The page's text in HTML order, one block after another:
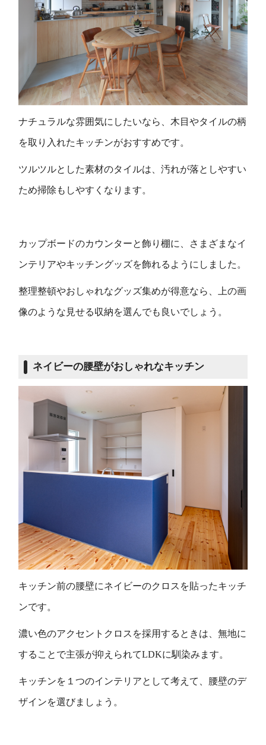
ナチュラルな雰囲気にしたいなら、木目やタイルの柄
を取り入れたキッチンがおすすめです。
ツルツルとした素材のタイルは、汚れが落としやすい
ため掃除もしやすくなります。
カップボードのカウンターと飾り棚に、さまざまなイ
ンテリアやキッチングッズを飾れるようにしました。
整理整頓やおしゃれなグッズ集めが得意なら、上の画
像のような見せる収納を選んでも良いでしょう。
ネイビーの腰壁がおしゃれなキッチン
キッチン前の腰壁にネイビーのクロスを貼ったキッチ
ンです。
濃い色のアクセントクロスを採用するときは、無地に
することで主張が抑えられてLDKに馴染みます。
キッチンを１つのインテリアとして考えて、腰壁のデ
ザインを選びましょう。